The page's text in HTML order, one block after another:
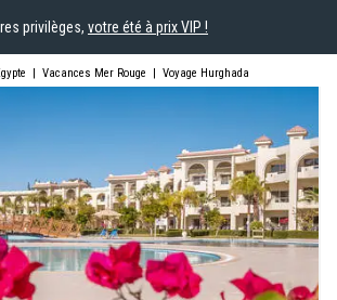
privilèges, votre été à prix VIP !
| Vacances Mer Rouge | Voyage Hurghada